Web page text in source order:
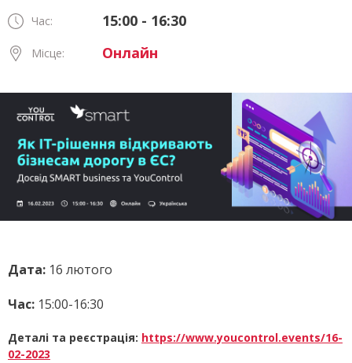
Час: 15:00 - 16:30
Місце: Онлайн
Дата: 16 лютого
Час: 15:00-16:30
Деталі та реєстрація: https://www.youcontrol.events/16-
02-2023